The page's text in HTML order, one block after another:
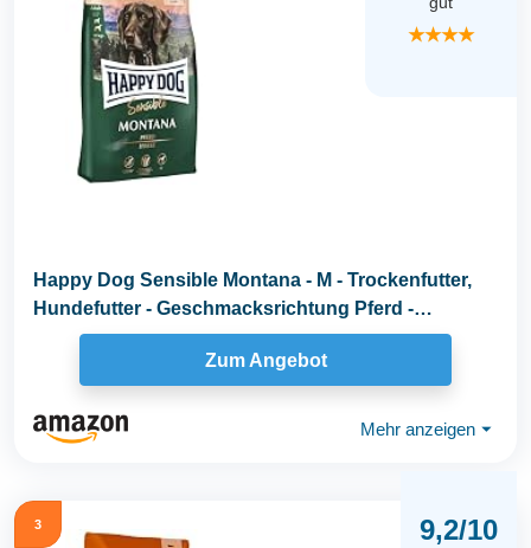
★★★★
Happy Dog Sensible Montana - M - Trockenfutter,
Hundefutter - Geschmacksrichtung Pferd -
Glutenfrei...
Zum Angebot
Mehr anzeigen ⏷
3 9,2/10